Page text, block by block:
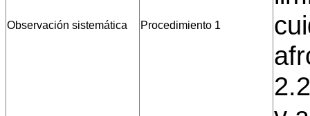
Observación sistemática Procedimiento 1